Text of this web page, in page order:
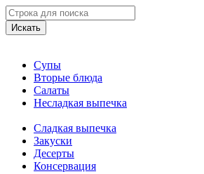
Искать
Супы
Вторые блюда
Салаты
Несладкая выпечка
Сладкая выпечка
Закуски
Десерты
Консервация